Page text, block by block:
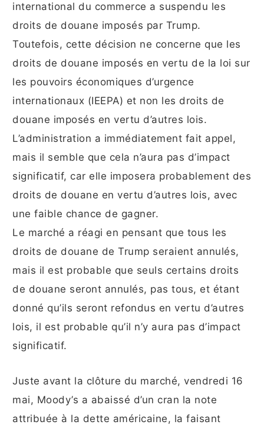
international du commerce a suspendu les
droits de douane imposés par Trump.
Toutefois, cette décision ne concerne que les
droits de douane imposés en vertu de la loi sur
les pouvoirs économiques d’urgence
internationaux (IEEPA) et non les droits de
douane imposés en vertu d’autres lois.
L’administration a immédiatement fait appel,
mais il semble que cela n’aura pas d’impact
significatif, car elle imposera probablement des
droits de douane en vertu d’autres lois, avec
une faible chance de gagner.
Le marché a réagi en pensant que tous les
droits de douane de Trump seraient annulés,
mais il est probable que seuls certains droits
de douane seront annulés, pas tous, et étant
donné qu’ils seront refondus en vertu d’autres
lois, il est probable qu’il n’y aura pas d’impact
significatif.
Juste avant la clôture du marché, vendredi 16
mai, Moody’s a abaissé d’un cran la note
attribuée à la dette américaine, la faisant